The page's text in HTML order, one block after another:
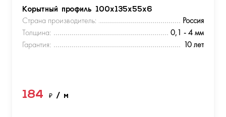
Корытный профиль 100х135х55х6
Страна производитель:
Россия
Толщина:
0,1 - 4 мм
Гарантия:
10 лет
184 ₽ / м